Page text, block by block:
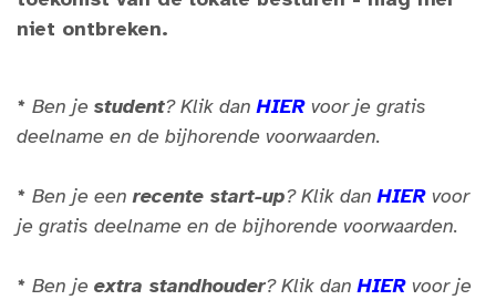
niet ontbreken.
* Ben je student? Klik danHIER voor je gratis
deelname en de bijhorende voorwaarden.
* Ben je eenrecente start-up? Klik danHIER voor
je gratis deelname en de bijhorende voorwaarden.
* Ben je extra standhouder? Klik danHIER voor je